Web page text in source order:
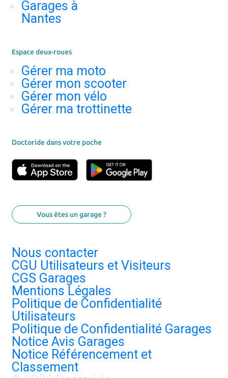
Garages à
Nantes
Espace deux-roues
Gérer ma moto
Gérer mon scooter
Gérer mon vélo
Gérer ma trottinette
Doctoride dans votre poche
Vous êtes un garage ?
Nous contacter
CGU Utilisateurs et Visiteurs
CGS Garages
Mentions Légales
Politique de Confidentialité
Utilisateurs
Politique de Confidentialité Garages
Notice Avis Garages
Notice Référencement et
Classement